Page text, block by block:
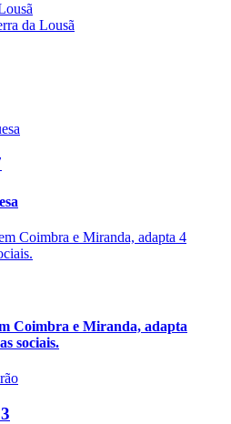
da Lousã
Coimbra e Miranda, adapta
sociais.